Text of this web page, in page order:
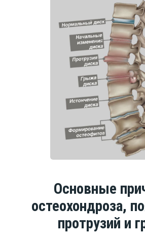
Основные
остеохондроза,
протрузий и